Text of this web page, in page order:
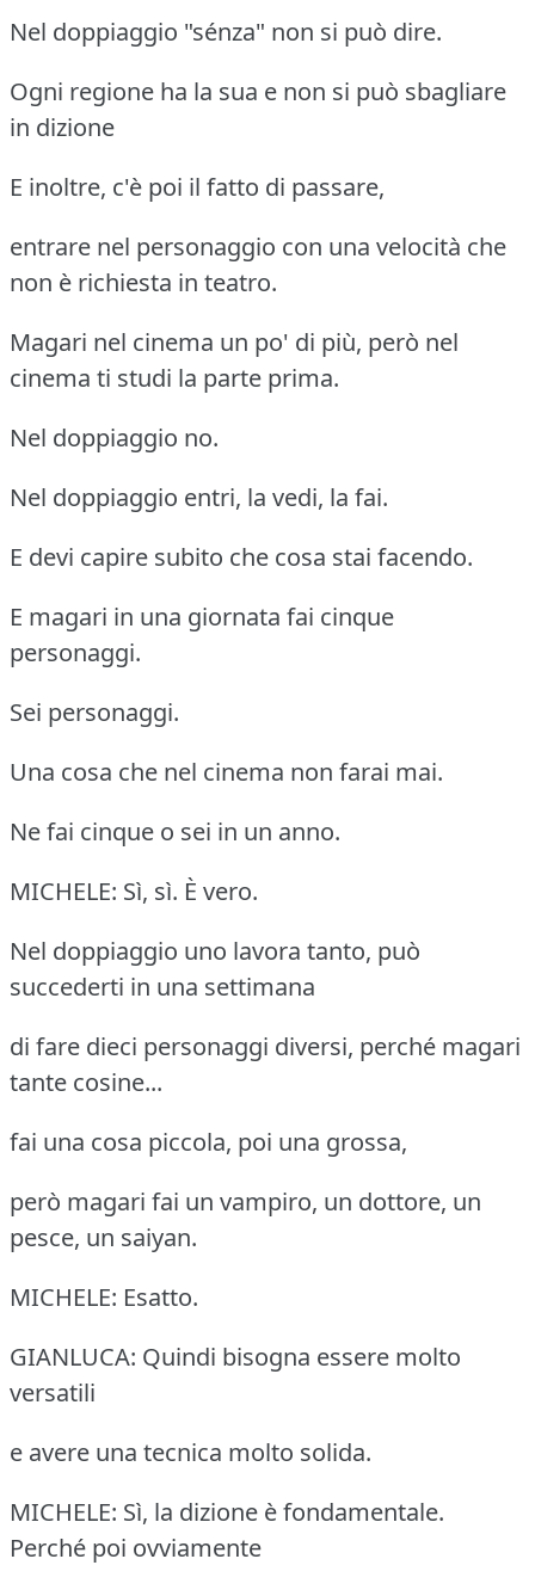
Nel doppiaggio "sénza" non si può dire.
Ogni regione ha la sua e non si può sbagliare
in dizione
E inoltre, c'è poi il fatto di passare,
entrare nel personaggio con una velocità che
non è richiesta in teatro.
Magari nel cinema un po' di più, però nel
cinema ti studi la parte prima.
Nel doppiaggio no.
Nel doppiaggio entri, la vedi, la fai.
E devi capire subito che cosa stai facendo.
E magari in una giornata fai cinque
personaggi.
Sei personaggi.
Una cosa che nel cinema non farai mai.
Ne fai cinque o sei in un anno.
MICHELE: Sì, sì. È vero.
Nel doppiaggio uno lavora tanto, può
succederti in una settimana
di fare dieci personaggi diversi, perché magari
tante cosine...
fai una cosa piccola, poi una grossa,
però magari fai un vampiro, un dottore, un
pesce, un saiyan.
MICHELE: Esatto.
GIANLUCA: Quindi bisogna essere molto
versatili
e avere una tecnica molto solida.
MICHELE: Sì, la dizione è fondamentale.
Perché poi ovviamente